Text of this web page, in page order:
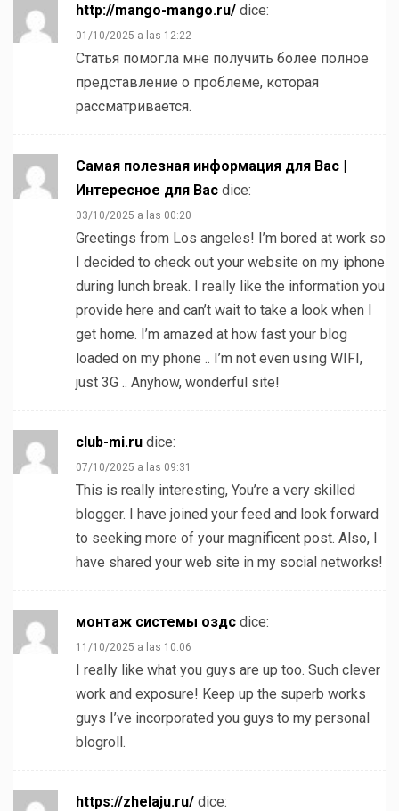
http://mango-mango.ru/ dice:
01/10/2025 a las 12:22
Статья помогла мне получить более полное
представление о проблеме, которая
рассматривается.
Самая полезная информация для Вас |
Интересное для Вас dice:
03/10/2025 a las 00:20
Greetings from Los angeles! I’m bored at work so
I decided to check out your website on my iphone
during lunch break. I really like the information you
provide here and can’t wait to take a look when I
get home. I’m amazed at how fast your blog
loaded on my phone .. I’m not even using WIFI,
just 3G .. Anyhow, wonderful site!
club-mi.ru dice:
07/10/2025 a las 09:31
This is really interesting, You’re a very skilled
blogger. I have joined your feed and look forward
to seeking more of your magnificent post. Also, I
have shared your web site in my social networks!
монтаж системы оздс dice:
11/10/2025 a las 10:06
I really like what you guys are up too. Such clever
work and exposure! Keep up the superb works
guys I’ve incorporated you guys to my personal
blogroll.
https://zhelaju.ru/ dice: